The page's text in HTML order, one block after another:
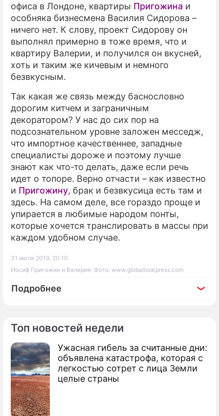
Топ новостей недели
Ужасная гибель за считанные дни:
объявлена катастрофа, которая с
легкостью сотрет с лица Земли
целые страны
офиса в Лондоне, квартиры Пригожина и
особняка бизнесмена Василия Сидорова –
ничего нет. К слову, проект Сидорову он
выполнял примерно в тоже время, что и
квартиру Валерии, и получился он вкусней,
хоть и таким же кичевым и немного
безвкусным.
Так какая же связь между баснословно
дорогим китчем и заграничным
декоратором? У нас до сих пор на
подсознательном уровне заложен месседж,
что импортное качественнее, западные
специалисты дороже и поэтому лучше
знают как что-то делать, даже если речь
идет о топоре. Верно отчасти – как известно
и Пригожину, брак и безвкусица есть там и
здесь. На самом деле, все гораздо проще и
упирается в любимые народом понты,
которые хочется транслировать в массы при
каждом удобном случае.
31 июля 2019, 20:10
Иосиф Пригожин и Валерия. Фото: www.globallookpress.com
Подробнее
По теме
Продолжение: Дочь
Пригожина сильно похудела